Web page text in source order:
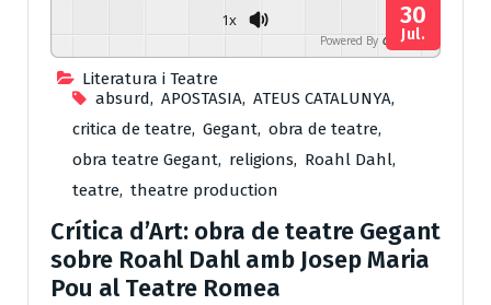
1x
Powered By GSpeech
Literatura i Teatre
absurd, APOSTASIA, ATEUS CATALUNYA,
critica de teatre, Gegant, obra de teatre,
obra teatre Gegant, religions, Roahl Dahl,
teatre, theatre production
30
Jul.
Crítica d’Art: obra de teatre Gegant
sobre Roahl Dahl amb Josep Maria
Pou al Teatre Romea